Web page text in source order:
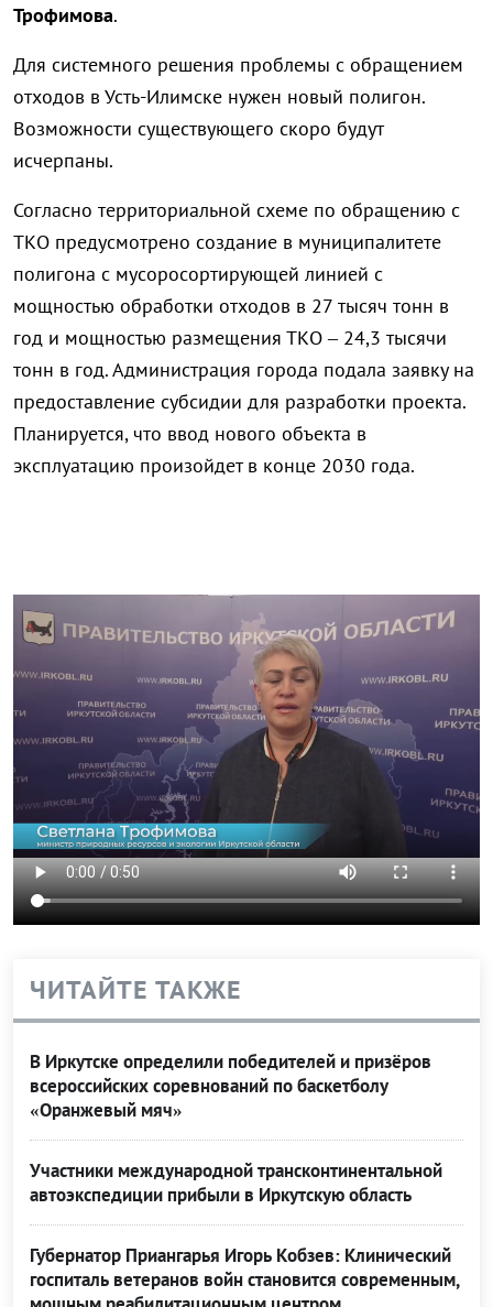
Трофимова.
Для системного решения проблемы с обращением
отходов в Усть-Илимске нужен новый полигон.
Возможности существующего скоро будут
исчерпаны.
Согласно территориальной схеме по обращению с
ТКО предусмотрено создание в муниципалитете
полигона с мусоросортирующей линией с
мощностью обработки отходов в 27 тысяч тонн в
год и мощностью размещения ТКО – 24,3 тысячи
тонн в год. Администрация города подала заявку на
предоставление субсидии для разработки проекта.
Планируется, что ввод нового объекта в
эксплуатацию произойдет в конце 2030 года.
ЧИТАЙТЕ ТАКЖЕ
В Иркутске определили победителей и призёров
всероссийских соревнований по баскетболу
«Оранжевый мяч»
Участники международной трансконтинентальной
автоэкспедиции прибыли в Иркутскую область
Губернатор Приангарья Игорь Кобзев: Клинический
госпиталь ветеранов войн становится современным,